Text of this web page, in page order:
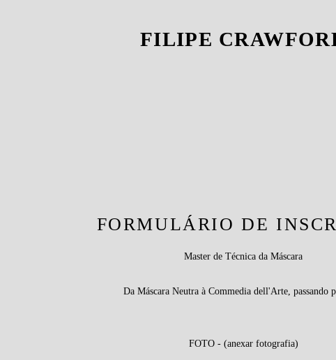
FILIPE
FORMULÁRIO DE
Master de Técnica da Máscara
Da Máscara Neutra à Commedia dell'Arte, passando
FOTO - (anexar fotografia)